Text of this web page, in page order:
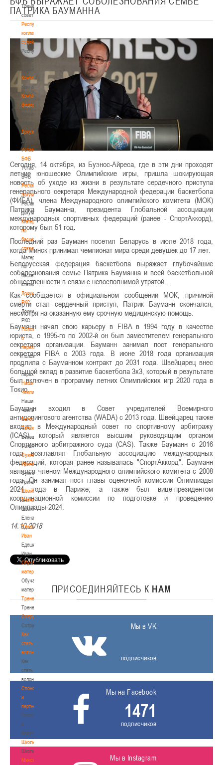
Тренерский
совет
Республиканская
коллегия
судей
Республиканская
коллегия
Контакты
Контакты
Контакты
федерации
Контакты
федерации
Документы
Документы
Устав
БФБ
Устав
БФБ
Регламентирующие
документы
Регламентирующие
документы
Материалы
по
баскетбольной
статистике
Материалы
по
баскетбольной
статистике
Документы
РКС
Документы
РКС
Положение
о
переходах
Положение
о
переходах
Наши
чемпионы
Наши
чемпионы
Белошапко
Татьяна
Белошапко
Татьяна
Сумникова
Ирина
Сумникова
Ирина
Швайбович
Елена
Швайбович
Елена
Едешко
Иван
Едешко
Иван
Обучающие
материалы
Обучающие
материалы
Тренерам
Тренерам
Сотрудничество
Сотрудничество
Как
стать
волонтером
Как
стать
волонтером
Спонсоры
и
партнеры
Спонсоры
и
партнеры
Школы
Школы
Минск
ПАТРИКА БАУМАННА
Сегодня, 14 октября, из Буэнос-Айреса, где в эти дни проходят
летние юношеские Олимпийские игры, пришла шокирующая
новость об уходе из жизни в результате сердечного приступа
генерального секретаря Международной федерации баскетбола
(ФИБА), члена Международного олимпийского комитета (МОК)
Патрика Бауманна, президента Глобальной ассоциации
международных спортивных федераций (ранее - СпортАккорд),
которому был 51 год.
Последний раз Бауманн посетил Беларусь в июле 2018 года,
когда Минск принимал чемпионат мира среди девушек до 17 лет.
Белорусская федерация баскетбола выражает глубочайшие
соболезнования семье Патрика Бауманна и всей баскетбольной
общественности в связи с невосполнимой утратой...
Как сообщается в официальном сообщении МОК, причиной
смерти стал сердечный приступ, Патрик Бауманн скончался,
несмотря на оказанную ему срочную медицинскую помощь.
Бауманн начал свою карьеру в FIBA в 1994 году в качестве
юриста, с 1995-го по 2002-й он был заместителем генерального
секретаря организации. Бауманн занимал пост генерального
секретаря FIBA с 2003 года. В июне 2018 года организация
продлила с Бауманном контракт до 2031 года. Швейцарец внес
большой вклад в развитие баскетбола 3х3, который в результате
был включен в программу летних Олимпийских игр 2020 года в
Токио.
Бауманн входил в Совет учредителей Всемирного
антидопингового агентства (WADA) с 2013 года. Швейцарец также
входил в Международный совет по спортивному арбитражу
(ICAS), который является высшим руководящим органом
Спортивного арбитражного суда (CAS). Также Бауманн с 2016
года возглавлял Глобальную ассоциацию международных
федераций, которая ранее называлась "СпортАккорд". Бауманн
являлся членом Международного олимпийского комитета с 2008
года. Он занимал пост главы оценочной комиссии Олимпиады
2024 года в Париже, а также был вице-президентом
координационной комиссии по подготовке и проведению
Олимпиады-2024.
14.10.2018
ПРИСОЕДИНЯЙТЕСЬ К НАМ
Мы в VK
подписчиков
Мы на Facebook
1471
подписчиков
Мы в Instagram